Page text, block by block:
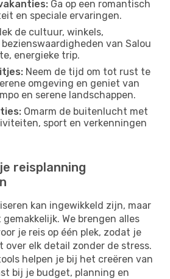
Ga op een romantisch
en speciale ervaringen.
de cultuur, winkels,
van Salou
energieke trip.
Neem de tijd om tot rust te
omgeving en geniet van
en serene landschappen.
Omarm de buitenlucht met
sport en verkenningen
reisplanning
kan ingewikkeld zijn, maar
We brengen alles
je reis op één plek, zodat je
elk detail zonder de stress.
helpen je bij het creëren van
bij je budget, planning en